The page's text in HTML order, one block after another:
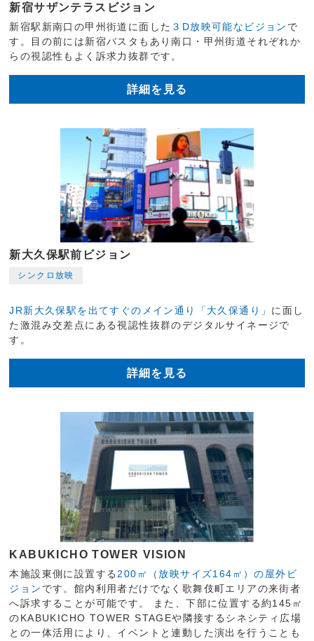
新宿サザンテラスビジョン
新宿駅新南口の甲州街道に面した ３D放映可能なビジョン で
す。目の前には新宿バスタもあり南口・甲州街道それぞれか
らの視認性もよく訴求力抜群です。
詳細を見る
新大久保駅前ビジョン
シンクロ放映
JR新大久保駅を出てすぐのメイン通り「大久保通り」 に面し
た激混み交差点にある視認性抜群のデジタルサイネージで
す。
詳細を見る
KABUKICHO TOWER VISION
本施設東側に設置する 200㎡（放映サイズ164㎡）の屋外ビ
ジョン です。館内利用者だけでなく歌舞伎町エリアの来街者
へ訴求することが可能です。 また、下部に位置する約145㎡
のKABUKICHO TOWER STAGEや隣接するシネシティ広場
との一体活用により、イベントと連動した演出を行うことも